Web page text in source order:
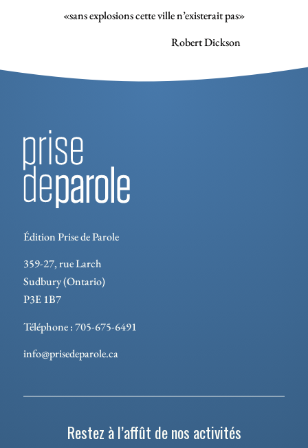
«sans explosions cette ville n’existerait pas»
Robert Dickson
Édition Prise de Parole
359-27, rue Larch
Sudbury (Ontario)
P3E 1B7
Téléphone : 705-675-6491
info@prisedeparole.ca
Restez à l’affût de nos activités